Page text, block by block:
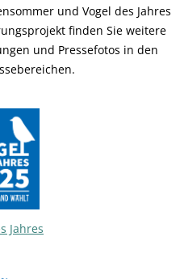
und Vogel des Jahres
finden Sie weitere
und Pressefotos in den
Jahres